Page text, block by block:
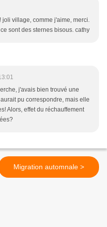
joli village, comme j'aime, merci.
sont des sternes bisous. cathy
j'avais bien trouvé une
pu correspondre, mais elle
Alors, effet du réchauffement
Migration automnale >